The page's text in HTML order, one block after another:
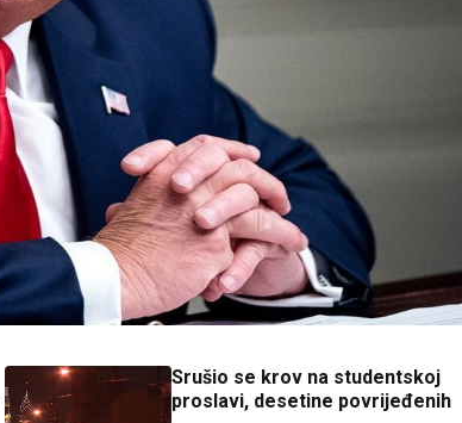
Srušio se krov na studentskoj
proslavi, desetine povrijeđenih